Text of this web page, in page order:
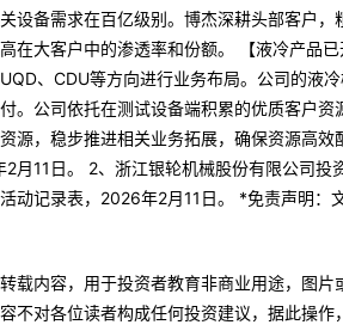
设备需求在百亿级别。博杰深耕头部客户
在大客户中的渗透率和份额。 【液冷产品
、CDU等方向进行业务布局。公司的液
。公司依托在测试设备端积累的优质客户
源，稳步推进相关业务拓展，确保资源高
月11日。 2、浙江银轮机械股份有限公司
动记录表，2026年2月11日。 *免责声明：
载内容，用于投资者教育非商业用途，图
不对各位读者构成任何投资建议，据此操作